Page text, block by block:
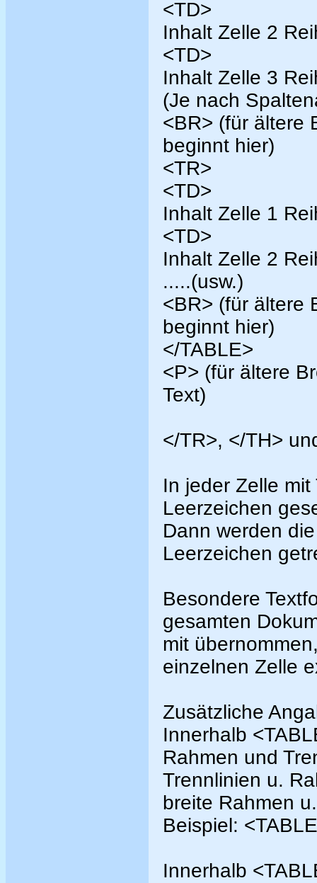
<TD>
Inhalt Zelle 2
<TD>
Inhalt Zelle 3
(Je nach
<BR> (für ältere
beginnt hier)
<TR>
<TD>
Inhalt Zelle 1
<TD>
Inhalt Zelle 2
.....(usw.)
<BR> (für ältere
beginnt hier)
</TABLE>
<P> (für ältere
Text)
</TR>, </TH>
In jeder Zelle
Leerzeichen
Dann werden
Leerzeichen
Besondere
gesamten
mit
einzelnen Zelle
Zusätzliche
Innerhalb
Rahmen und
Trennlinien u.
breite Rahmen
Beispiel:
Innerhalb